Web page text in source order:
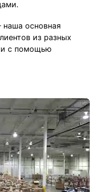
основная
из разных
с помощью